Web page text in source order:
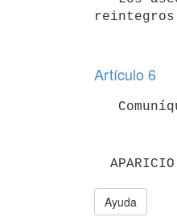
Artículo 6
Ayuda